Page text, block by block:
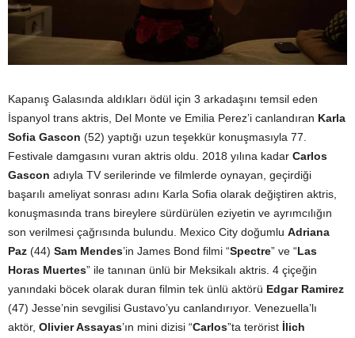
Kapanış Galasında aldıkları ödül için 3 arkadaşını temsil eden
İspanyol trans aktris, Del Monte ve Emilia Perez’i canlandıran Karla
Sofia Gascon (52) yaptığı uzun teşekkür konuşmasıyla 77.
Festivale damgasını vuran aktris oldu. 2018 yılına kadar Carlos
Gascon adıyla TV serilerinde ve filmlerde oynayan, geçirdiği
başarılı ameliyat sonrası adını Karla Sofia olarak değiştiren aktris,
konuşmasında trans bireylere sürdürülen eziyetin ve ayrımcılığın
son verilmesi çağrısında bulundu. Mexico City doğumlu Adriana
Paz (44) Sam Mendes’in James Bond filmi “Spectre” ve “Las
Horas Muertes” ile tanınan ünlü bir Meksikalı aktris. 4 çiçeğin
yanındaki böcek olarak duran filmin tek ünlü aktörü Edgar Ramirez
(47) Jesse’nin sevgilisi Gustavo’yu canlandırıyor. Venezuella’lı
aktör, Olivier Assayas’ın mini dizisi “Carlos”ta terörist İlich